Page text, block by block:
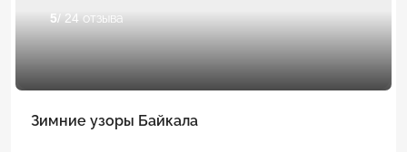
5/ 24 отзыва
Зимние узоры Байкала